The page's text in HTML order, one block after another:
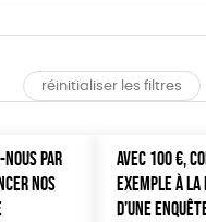
+ cher
OEKO-Tex, PETA approuved
réinitialiser les filtres
PAR
NOS
AVEC 100 €,
EXEMPLE À LA
D’UNE